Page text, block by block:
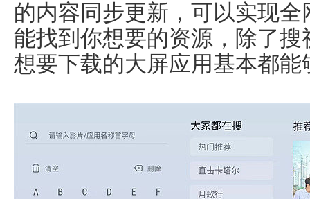
的内容同步更新，可以实现
能找到你想要的资源，除了
想要下载的大屏应用基本都